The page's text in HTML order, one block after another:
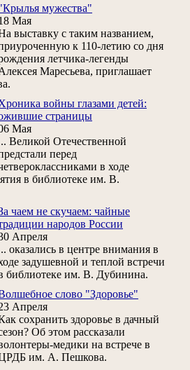
мужества"
Мая
выставку с таким названием,
к 110-летию со дня
летчика-легенды
Маресьева, приглашает
войны глазами детей:
страницы
Мая
Великой Отечественной
перед
в ходе
в библиотеке им. В.
чаем не скучаем: чайные
народов России
Апреля
оказались в центре внимания в
задушевной и теплой встречи
библиотеке им. В. Дубинина.
слово "Здоровье"
Апреля
сохранить здоровье в дачный
Об этом рассказали
медики на встрече в
им. А. Пешкова.